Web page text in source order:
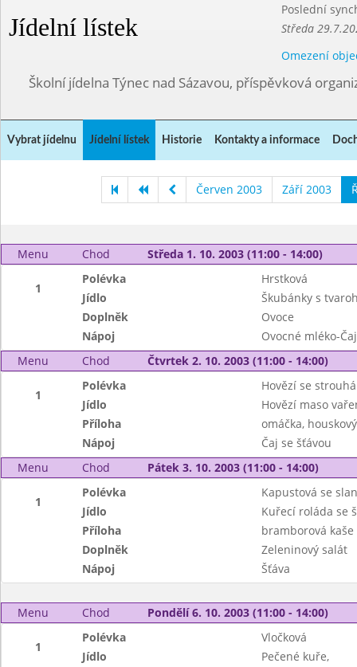
Jídelní lístek
Poslední
Středa
Omezení
Školní jídelna Týnec nad Sázavou, příspěvková
Vybrat jídelnu Jídelní lístek Historie Kontakty a informace
Červen 2003 Září 2003
Menu Chod Středa 1. 10. 2003 (11:00 - 14:00)
1
Polévka
Hrstková
Jídlo
Škubánky s
Doplněk
Ovoce
Nápoj
Ovocné mléko-Čaj
Menu
Chod Čtvrtek 2. 10. 2003 (11:00 - 14:00)
1
Polévka
Hovězí se
Jídlo
Hovězí maso
Příloha
omáčka,
Nápoj
Čaj se šťávou
Menu
Chod Pátek 3. 10. 2003 (11:00 - 14:00)
1
Polévka
Kapustová se
Jídlo
Kuřecí roláda se
Příloha
bramborová kaše
Doplněk
Zeleninový salát
Nápoj
Šťáva
Menu Chod Pondělí 6. 10. 2003 (11:00 - 14:00)
1
Polévka
Vločková
Jídlo
Pečené kuře,